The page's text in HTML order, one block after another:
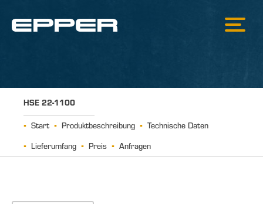
HSE 22-1100
Start Produktbeschreibung
Technische Daten
Lieferumfang
Preis Anfragen